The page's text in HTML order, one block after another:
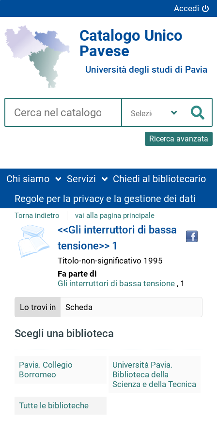
Accedi
Catalogo Unico
Pavese
Università degli studi di Pavia
Cerca su "Catalogo"
Ricerca avanzata
biblioteca
Chi siamo Servizi
Chiedi al bibliotecario
Regole per la privacy e la gestione dei dati
Torna indietro vai alla pagina principale
Dettaglio
del
documento
copertina
<<Gli interruttori di bassa
tensione>> 1
Titolo-non-significativo 1995
Fa parte di
Gli interruttori di bassa tensione, 1
Lo trovi in Scheda
Scegli una biblioteca
Pavia. Collegio
Borromeo
Università Pavia.
Biblioteca della
Scienza e della Tecnica
Tutte le biblioteche